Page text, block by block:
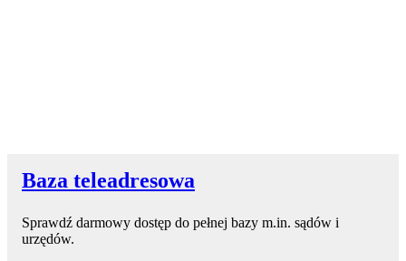
Baza teleadresowa
Sprawdź darmowy dostęp do pełnej bazy m.in. sądów i
urzędów.